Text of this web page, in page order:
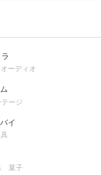
オーディオ
テージ
イ
具
菓子